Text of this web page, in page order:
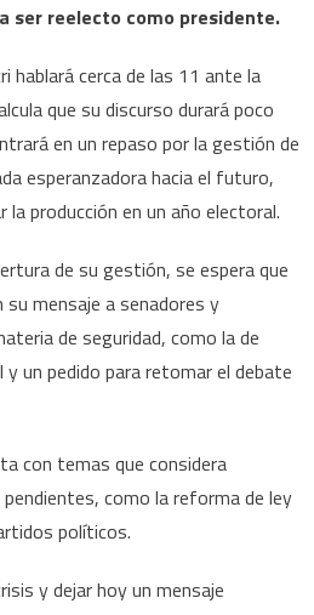
ser reelecto como presidente.
hablará cerca de las 11 ante la
que su discurso durará poco
en un repaso por la gestión de
esperanzadora hacia el futuro,
producción en un año electoral.
de su gestión, se espera que
mensaje a senadores y
de seguridad, como la de
y un pedido para retomar el debate
con temas que considera
como la reforma de ley
políticos.
y dejar hoy un mensaje